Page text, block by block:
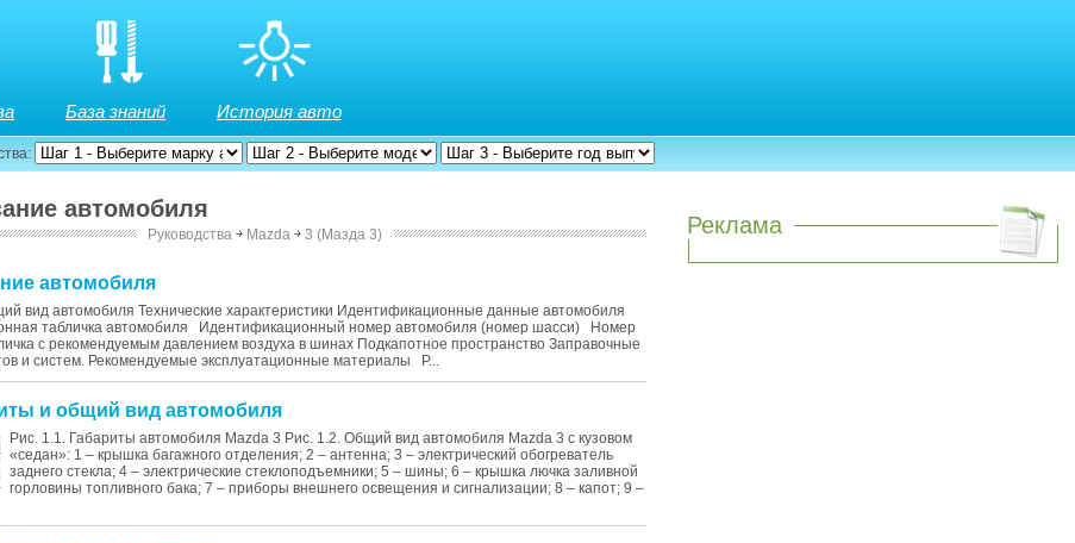
База знаний История авто
автомобиля
Руководства ￫ Mazda ￫ 3 (Мазда 3)
автомобиля
вид автомобиля Технические характеристики Идентификационные данные автомобиля
табличка автомобиля Идентификационный номер автомобиля (номер шасси) Номер
с рекомендуемым давлением воздуха в шинах Подкапотное пространство Заправочные
и систем. Рекомендуемые эксплуатационные материалы Р...
и общий вид автомобиля
Рис. 1.1. Габариты автомобиля Mazda 3 Рис. 1.2. Общий вид автомобиля Mazda 3 с кузовом
«cедан»: 1 – крышка багажного отделения; 2 – антенна; 3 – электрический обогреватель
заднего стекла; 4 – электрические стеклоподъемники; 5 – шины; 6 – крышка лючка заливной
горловины топливного бака; 7 – приборы внешнего освещения и сигнализации; 8 – капот; 9 –
Реклама